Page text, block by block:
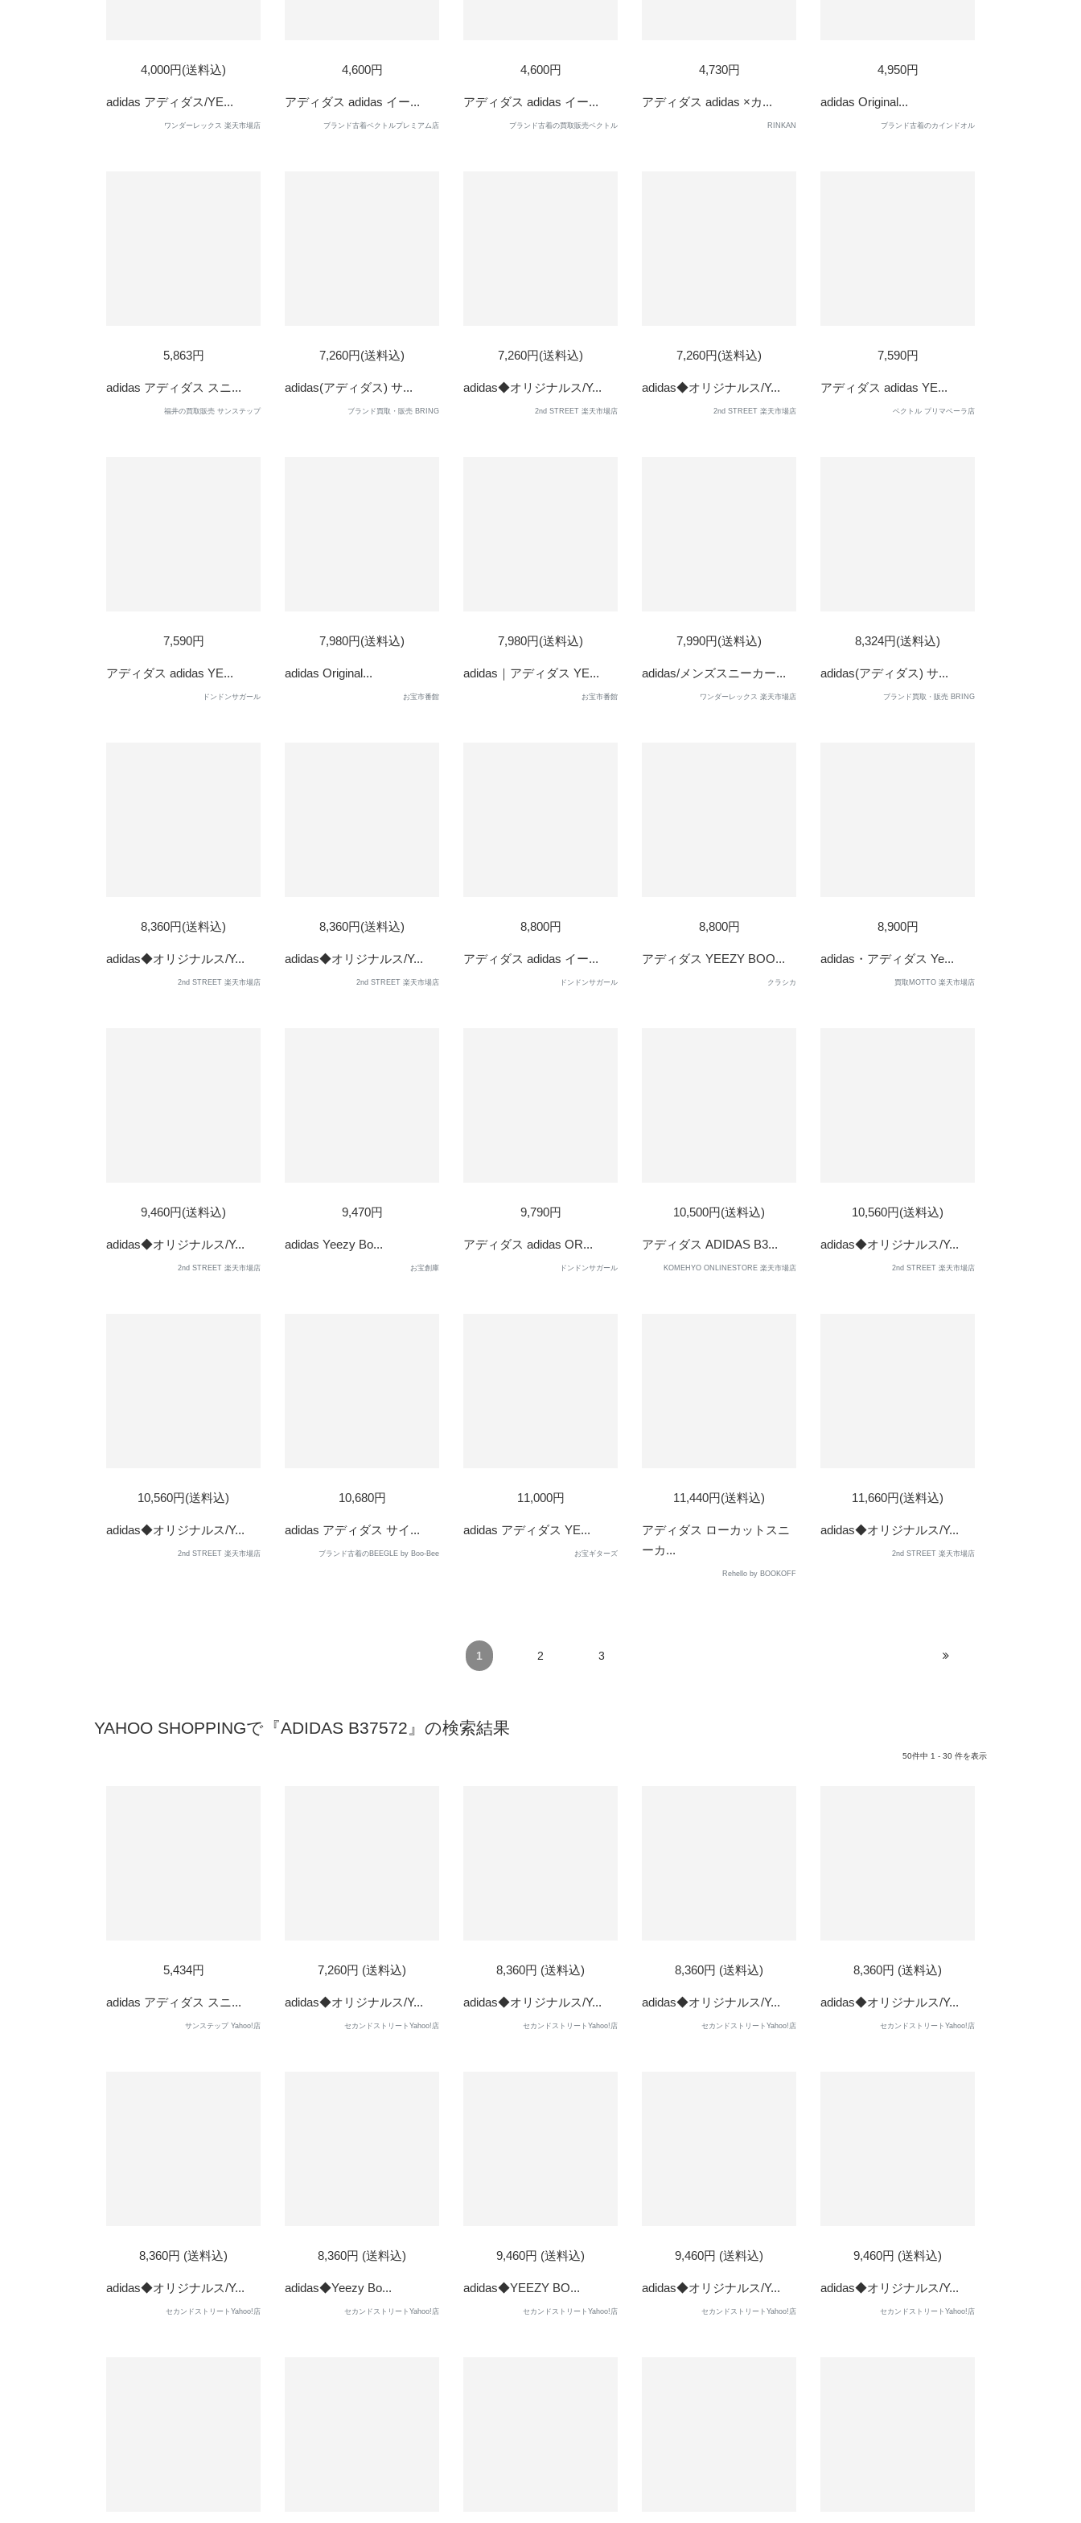
SOLD
OUT
4,000円(送料込)
adidas アディダス/YE...
ワンダーレックス 楽天市場店
SOLD
OUT
4,600円
アディダス adidas イー...
ブランド古着ベクトルプレミアム店
SOLD
OUT
4,600円
アディダス adidas イー...
ブランド古着の買取販売ベクトル
SOLD
OUT
4,730円
アディダス adidas ×カ...
RINKAN
SOLD
OUT
4,950円
adidas Original...
ブランド古着のカインドオル
5,863円
adidas アディダス スニ...
福井の買取販売 サンステップ
SOLD
OUT
7,260円(送料込)
adidas(アディダス) サ...
ブランド買取・販売 BRING
7,260円(送料込)
adidas◆オリジナルス/Y...
2nd STREET 楽天市場店
SOLD
OUT
7,260円(送料込)
adidas◆オリジナルス/Y...
2nd STREET 楽天市場店
SOLD
OUT
7,590円
アディダス adidas YE...
ベクトル プリマベーラ店
7,590円
アディダス adidas YE...
ドンドンサガール
SOLD
OUT
7,980円(送料込)
adidas Original...
お宝市番館
7,980円(送料込)
adidas｜アディダス YE...
お宝市番館
SOLD
OUT
7,990円(送料込)
adidas/メンズスニーカー...
ワンダーレックス 楽天市場店
SOLD
OUT
8,324円(送料込)
adidas(アディダス) サ...
ブランド買取・販売 BRING
8,360円(送料込)
adidas◆オリジナルス/Y...
2nd STREET 楽天市場店
8,360円(送料込)
adidas◆オリジナルス/Y...
2nd STREET 楽天市場店
8,800円
アディダス adidas イー...
ドンドンサガール
SOLD
OUT
8,800円
アディダス YEEZY BOO...
クラシカ
SOLD
OUT
8,900円
adidas・アディダス Ye...
買取MOTTO 楽天市場店
9,460円(送料込)
adidas◆オリジナルス/Y...
2nd STREET 楽天市場店
9,470円
adidas Yeezy Bo...
お宝創庫
SOLD
OUT
9,790円
アディダス adidas OR...
ドンドンサガール
10,500円(送料込)
アディダス ADIDAS B3...
KOMEHYO ONLINESTORE 楽天市場店
10,560円(送料込)
adidas◆オリジナルス/Y...
2nd STREET 楽天市場店
10,560円(送料込)
adidas◆オリジナルス/Y...
2nd STREET 楽天市場店
SOLD
OUT
10,680円
adidas アディダス サイ...
ブランド古着のBEEGLE by Boo-Bee
11,000円
adidas アディダス YE...
お宝ギターズ
SOLD
OUT
11,440円(送料込)
アディダス ローカットスニ
ーカ...
Rehello by BOOKOFF
11,660円(送料込)
adidas◆オリジナルス/Y...
2nd STREET 楽天市場店
1 2 3
YAHOO SHOPPINGで『ADIDAS B37572』の検索結果
50件中 1 - 30 件を表示
5,434円
adidas アディダス スニ...
サンステップ Yahoo!店
7,260円 (送料込)
adidas◆オリジナルス/Y...
セカンドストリートYahoo!店
8,360円 (送料込)
adidas◆オリジナルス/Y...
セカンドストリートYahoo!店
8,360円 (送料込)
adidas◆オリジナルス/Y...
セカンドストリートYahoo!店
8,360円 (送料込)
adidas◆オリジナルス/Y...
セカンドストリートYahoo!店
8,360円 (送料込)
adidas◆オリジナルス/Y...
セカンドストリートYahoo!店
8,360円 (送料込)
adidas◆Yeezy Bo...
セカンドストリートYahoo!店
9,460円 (送料込)
adidas◆YEEZY BO...
セカンドストリートYahoo!店
9,460円 (送料込)
adidas◆オリジナルス/Y...
セカンドストリートYahoo!店
9,460円 (送料込)
adidas◆オリジナルス/Y...
セカンドストリートYahoo!店